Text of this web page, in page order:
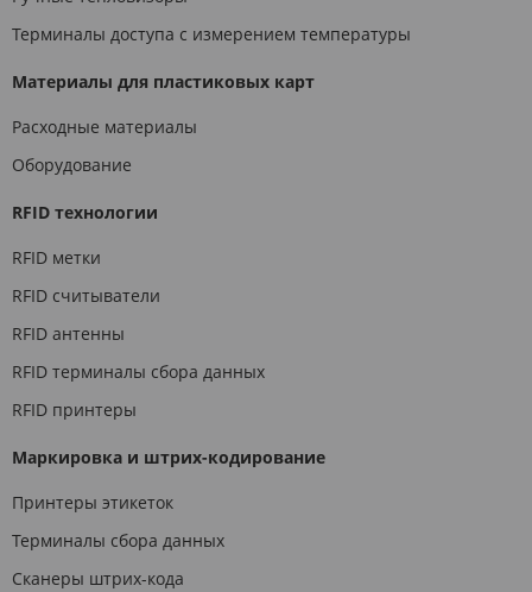
Терминалы доступа с измерением температуры
Материалы для пластиковых карт
Расходные материалы
Оборудование
RFID технологии
RFID метки
RFID считыватели
RFID антенны
RFID терминалы сбора данных
RFID принтеры
Маркировка и штрих-кодирование
Принтеры этикеток
Терминалы сбора данных
Сканеры штрих-кода